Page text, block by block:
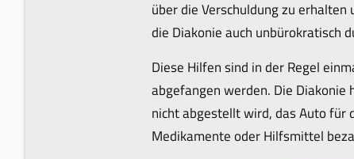
über die Verschuldung zu
die Diakonie auch unbürokratisch
Diese Hilfen sind in der Regel
abgefangen werden. Die
nicht abgestellt wird, das Auto für
Medikamente oder Hilfsmittel